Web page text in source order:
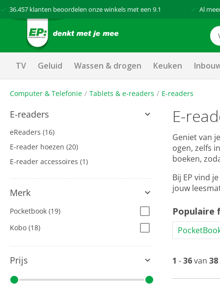
36.457 klanten beoordelen onze winkels met een 9.1 Al
TV Geluid Wassen & drogen Keuken
Computer & Telefonie Tablets & e-readers E-readers
E-readers
eReaders (16)
E-reader hoezen (20)
E-reader accessoires (1)
Merk
Pocketbook (19)
Kobo (18)
Prijs
E-
Geniet van
ogen, zelfs
boeken,
Bij EP vind
jouw
Populaire
1 -36van 38